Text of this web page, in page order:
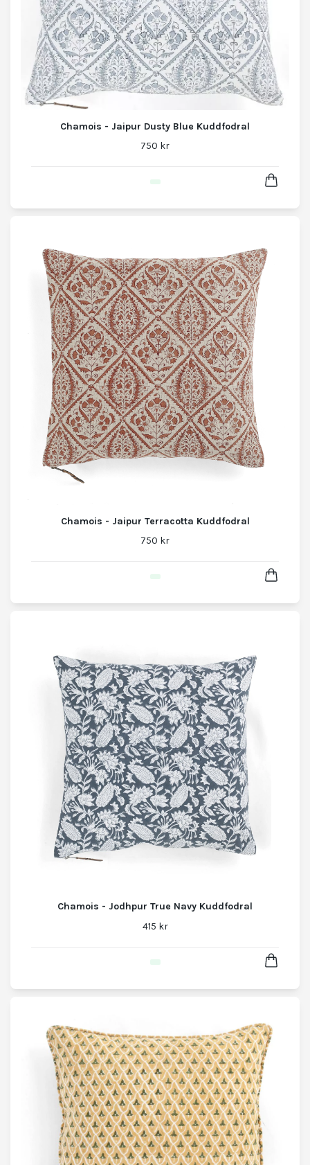
Chamois - Jaipur Dusty Blue Kuddfodral
750 kr
Chamois - Jaipur Terracotta Kuddfodral
750 kr
Chamois - Jodhpur True Navy Kuddfodral
415 kr